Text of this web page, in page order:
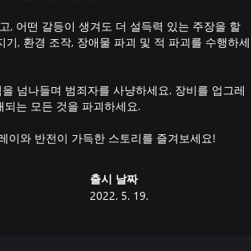
, 어떤 갈등이 생겨도 더 설득력 있는 주장을 할
, 환경 조작, 장애물 파괴 및 적 파괴를 수행하세
넘나들며 범죄자를 사냥하세요. 장비를 업그레
는 모든 것을 파괴하세요.
이와 반전이 가득한 스토리를 즐겨보세요!
출시 날짜
2022. 5. 19.